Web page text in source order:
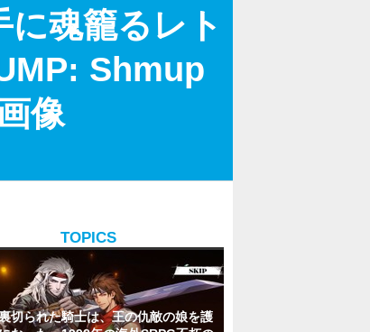
に魂籠るレト
Shmup
像
TOPICS
切られた騎士は、王の仇敵の娘を護